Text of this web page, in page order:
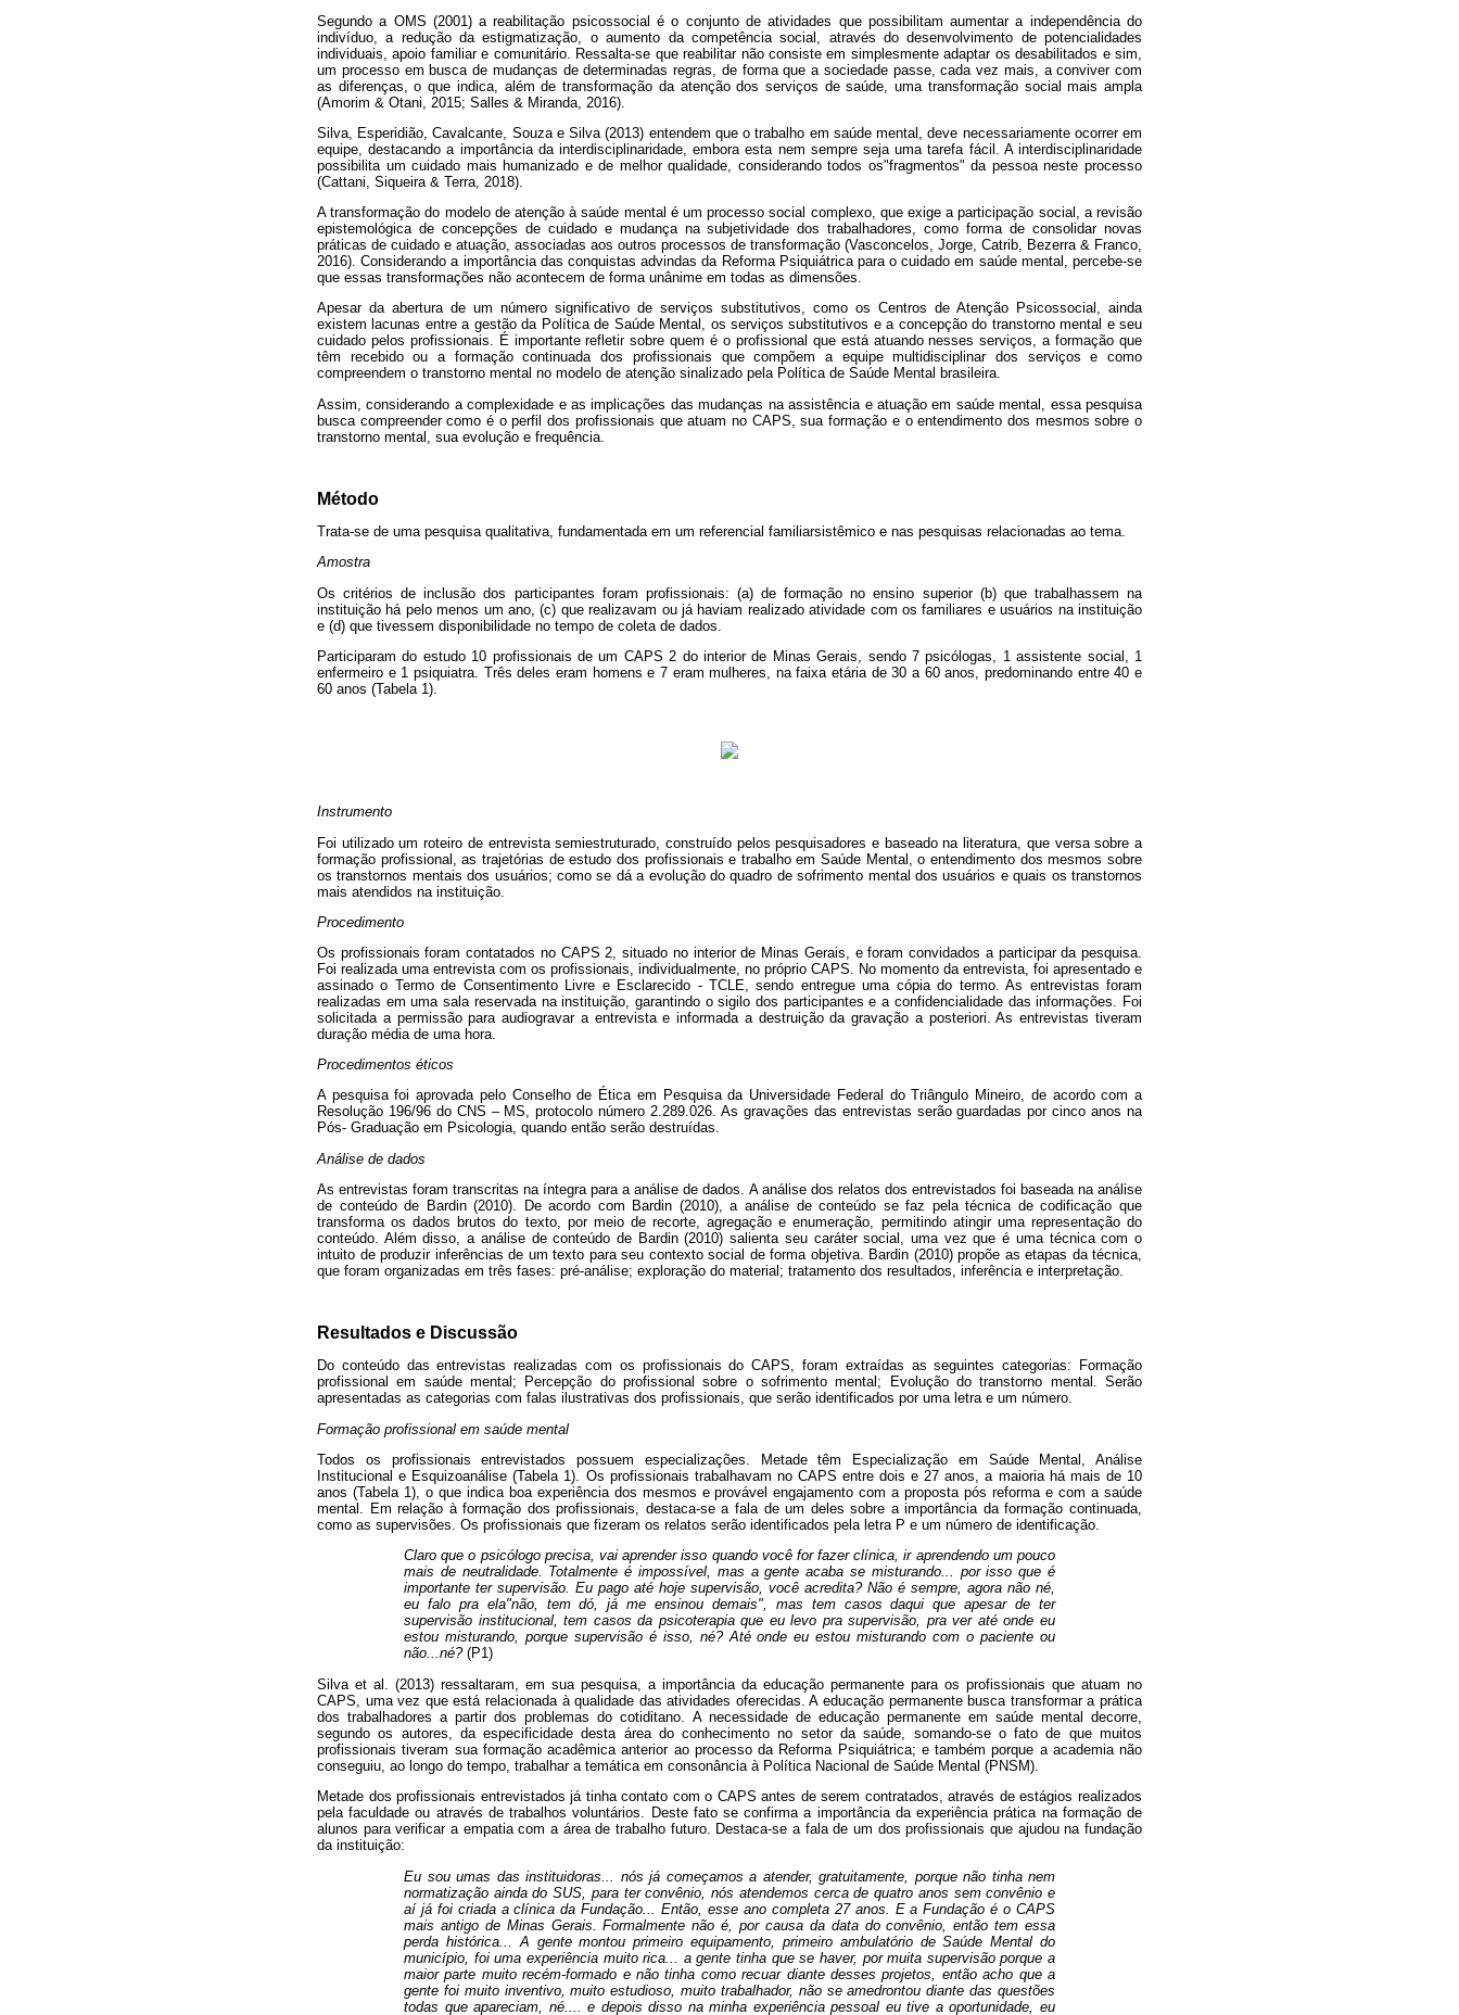
Segundo a OMS (2001) a reabilitação psicossocial é o conjunto de atividades que possibilitam aumentar a independência do
indivíduo, a redução da estigmatização, o aumento da competência social, através do desenvolvimento de potencialidades
individuais, apoio familiar e comunitário. Ressalta-se que reabilitar não consiste em simplesmente adaptar os desabilitados e sim,
um processo em busca de mudanças de determinadas regras, de forma que a sociedade passe, cada vez mais, a conviver com
as diferenças, o que indica, além de transformação da atenção dos serviços de saúde, uma transformação social mais ampla
(Amorim & Otani, 2015; Salles & Miranda, 2016).
Silva, Esperidião, Cavalcante, Souza e Silva (2013) entendem que o trabalho em saúde mental, deve necessariamente ocorrer em
equipe, destacando a importância da interdisciplinaridade, embora esta nem sempre seja uma tarefa fácil. A interdisciplinaridade
possibilita um cuidado mais humanizado e de melhor qualidade, considerando todos os"fragmentos" da pessoa neste processo
(Cattani, Siqueira & Terra, 2018).
A transformação do modelo de atenção à saúde mental é um processo social complexo, que exige a participação social, a revisão
epistemológica de concepções de cuidado e mudança na subjetividade dos trabalhadores, como forma de consolidar novas
práticas de cuidado e atuação, associadas aos outros processos de transformação (Vasconcelos, Jorge, Catrib, Bezerra & Franco,
2016). Considerando a importância das conquistas advindas da Reforma Psiquiátrica para o cuidado em saúde mental, percebe-se
que essas transformações não acontecem de forma unânime em todas as dimensões.
Apesar da abertura de um número significativo de serviços substitutivos, como os Centros de Atenção Psicossocial, ainda
existem lacunas entre a gestão da Política de Saúde Mental, os serviços substitutivos e a concepção do transtorno mental e seu
cuidado pelos profissionais. É importante refletir sobre quem é o profissional que está atuando nesses serviços, a formação que
têm recebido ou a formação continuada dos profissionais que compõem a equipe multidisciplinar dos serviços e como
compreendem o transtorno mental no modelo de atenção sinalizado pela Política de Saúde Mental brasileira.
Assim, considerando a complexidade e as implicações das mudanças na assistência e atuação em saúde mental, essa pesquisa
busca compreender como é o perfil dos profissionais que atuam no CAPS, sua formação e o entendimento dos mesmos sobre o
transtorno mental, sua evolução e frequência.
Método
Trata-se de uma pesquisa qualitativa, fundamentada em um referencial familiarsistêmico e nas pesquisas relacionadas ao tema.
Amostra
Os critérios de inclusão dos participantes foram profissionais: (a) de formação no ensino superior (b) que trabalhassem na
instituição há pelo menos um ano, (c) que realizavam ou já haviam realizado atividade com os familiares e usuários na instituição
e (d) que tivessem disponibilidade no tempo de coleta de dados.
Participaram do estudo 10 profissionais de um CAPS 2 do interior de Minas Gerais, sendo 7 psicólogas, 1 assistente social, 1
enfermeiro e 1 psiquiatra. Três deles eram homens e 7 eram mulheres, na faixa etária de 30 a 60 anos, predominando entre 40 e
60 anos (Tabela 1).
Instrumento
Foi utilizado um roteiro de entrevista semiestruturado, construído pelos pesquisadores e baseado na literatura, que versa sobre a
formação profissional, as trajetórias de estudo dos profissionais e trabalho em Saúde Mental, o entendimento dos mesmos sobre
os transtornos mentais dos usuários; como se dá a evolução do quadro de sofrimento mental dos usuários e quais os transtornos
mais atendidos na instituição.
Procedimento
Os profissionais foram contatados no CAPS 2, situado no interior de Minas Gerais, e foram convidados a participar da pesquisa.
Foi realizada uma entrevista com os profissionais, individualmente, no próprio CAPS. No momento da entrevista, foi apresentado e
assinado o Termo de Consentimento Livre e Esclarecido - TCLE, sendo entregue uma cópia do termo. As entrevistas foram
realizadas em uma sala reservada na instituição, garantindo o sigilo dos participantes e a confidencialidade das informações. Foi
solicitada a permissão para audiogravar a entrevista e informada a destruição da gravação a posteriori. As entrevistas tiveram
duração média de uma hora.
Procedimentos éticos
A pesquisa foi aprovada pelo Conselho de Ética em Pesquisa da Universidade Federal do Triângulo Mineiro, de acordo com a
Resolução 196/96 do CNS – MS, protocolo número 2.289.026. As gravações das entrevistas serão guardadas por cinco anos na
Pós- Graduação em Psicologia, quando então serão destruídas.
Análise de dados
As entrevistas foram transcritas na íntegra para a análise de dados. A análise dos relatos dos entrevistados foi baseada na análise
de conteúdo de Bardin (2010). De acordo com Bardin (2010), a análise de conteúdo se faz pela técnica de codificação que
transforma os dados brutos do texto, por meio de recorte, agregação e enumeração, permitindo atingir uma representação do
conteúdo. Além disso, a análise de conteúdo de Bardin (2010) salienta seu caráter social, uma vez que é uma técnica com o
intuito de produzir inferências de um texto para seu contexto social de forma objetiva. Bardin (2010) propõe as etapas da técnica,
que foram organizadas em três fases: pré-análise; exploração do material; tratamento dos resultados, inferência e interpretação.
Resultados e Discussão
Do conteúdo das entrevistas realizadas com os profissionais do CAPS, foram extraídas as seguintes categorias: Formação
profissional em saúde mental; Percepção do profissional sobre o sofrimento mental; Evolução do transtorno mental. Serão
apresentadas as categorias com falas ilustrativas dos profissionais, que serão identificados por uma letra e um número.
Formação profissional em saúde mental
Todos os profissionais entrevistados possuem especializações. Metade têm Especialização em Saúde Mental, Análise
Institucional e Esquizoanálise (Tabela 1). Os profissionais trabalhavam no CAPS entre dois e 27 anos, a maioria há mais de 10
anos (Tabela 1), o que indica boa experiência dos mesmos e provável engajamento com a proposta pós reforma e com a saúde
mental. Em relação à formação dos profissionais, destaca-se a fala de um deles sobre a importância da formação continuada,
como as supervisões. Os profissionais que fizeram os relatos serão identificados pela letra P e um número de identificação.
Claro que o psicólogo precisa, vai aprender isso quando você for fazer clínica, ir aprendendo um pouco
mais de neutralidade. Totalmente é impossível, mas a gente acaba se misturando... por isso que é
importante ter supervisão. Eu pago até hoje supervisão, você acredita? Não é sempre, agora não né,
eu falo pra ela"não, tem dó, já me ensinou demais", mas tem casos daqui que apesar de ter
supervisão institucional, tem casos da psicoterapia que eu levo pra supervisão, pra ver até onde eu
estou misturando, porque supervisão é isso, né? Até onde eu estou misturando com o paciente ou
não...né? (P1)
Silva et al. (2013) ressaltaram, em sua pesquisa, a importância da educação permanente para os profissionais que atuam no
CAPS, uma vez que está relacionada à qualidade das atividades oferecidas. A educação permanente busca transformar a prática
dos trabalhadores a partir dos problemas do cotiditano. A necessidade de educação permanente em saúde mental decorre,
segundo os autores, da especificidade desta área do conhecimento no setor da saúde, somando-se o fato de que muitos
profissionais tiveram sua formação acadêmica anterior ao processo da Reforma Psiquiátrica; e também porque a academia não
conseguiu, ao longo do tempo, trabalhar a temática em consonância à Política Nacional de Saúde Mental (PNSM).
Metade dos profissionais entrevistados já tinha contato com o CAPS antes de serem contratados, através de estágios realizados
pela faculdade ou através de trabalhos voluntários. Deste fato se confirma a importância da experiência prática na formação de
alunos para verificar a empatia com a área de trabalho futuro. Destaca-se a fala de um dos profissionais que ajudou na fundação
da instituição:
Eu sou umas das instituidoras... nós já começamos a atender, gratuitamente, porque não tinha nem
normatização ainda do SUS, para ter convênio, nós atendemos cerca de quatro anos sem convênio e
aí já foi criada a clínica da Fundação... Então, esse ano completa 27 anos. E a Fundação é o CAPS
mais antigo de Minas Gerais. Formalmente não é, por causa da data do convênio, então tem essa
perda histórica... A gente montou primeiro equipamento, primeiro ambulatório de Saúde Mental do
município, foi uma experiência muito rica... a gente tinha que se haver, por muita supervisão porque a
maior parte muito recém-formado e não tinha como recuar diante desses projetos, então acho que a
gente foi muito inventivo, muito estudioso, muito trabalhador, não se amedrontou diante das questões
todas que apareciam, né.... e depois disso na minha experiência pessoal eu tive a oportunidade, eu